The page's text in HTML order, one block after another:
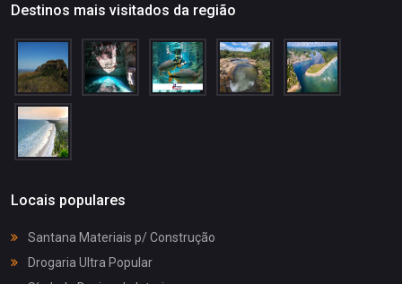
Destinos mais visitados da região
Locais populares
Santana Materiais p/ Construção
Drogaria Ultra Popular